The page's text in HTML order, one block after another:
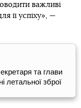
важливі
її успіху», —
та глави
летальної зброї